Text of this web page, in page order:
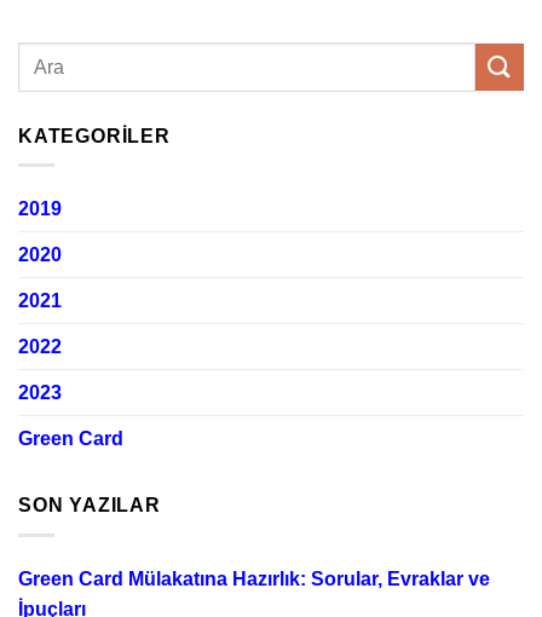
KATEGORILER
2019
2020
2021
2022
2023
Green Card
SON YAZILAR
Green Card Mülakatına Hazırlık: Sorular, Evraklar ve
İpuçları